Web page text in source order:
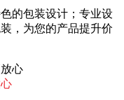
的包装设计；专业设
，为您的产品提升价